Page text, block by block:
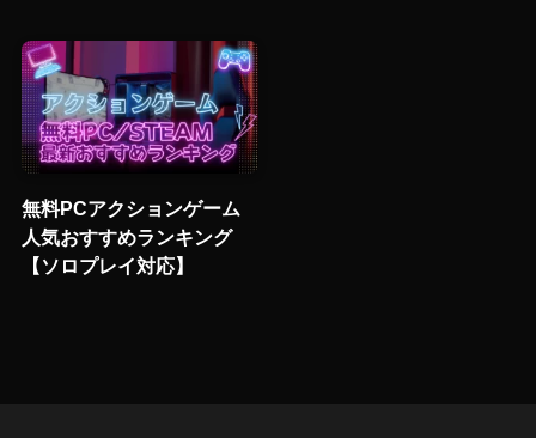
無料PCアクションゲーム
人気おすすめランキング
【ソロプレイ対応】